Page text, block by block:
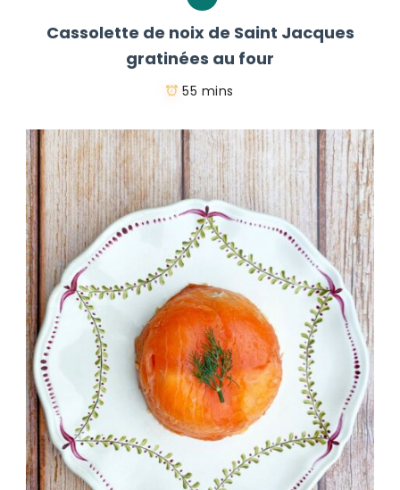
Cassolette de noix de Saint Jacques
gratinées au four
55 mins